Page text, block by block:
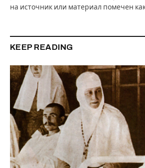
на источник или материал помечен
KEEP READING